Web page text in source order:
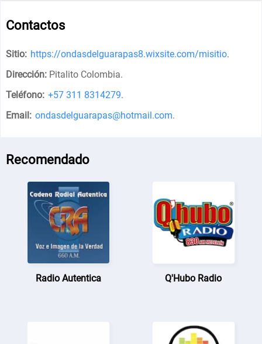
Contactos
Sitio: https://ondasdelguarapas8.wixsite.com/misitio.
Dirección: Pitalito Colombia.
Teléfono: +57 311 8314279.
Email: ondasdelguarapas@hotmail.com.
Recomendado
Radio Autentica Q'Hubo Radio